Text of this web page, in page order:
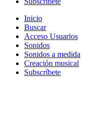
Inicio
Buscar
Acceso Usuarios
Sonidos
Sonidos a medida
Creación musical
Subscríbete